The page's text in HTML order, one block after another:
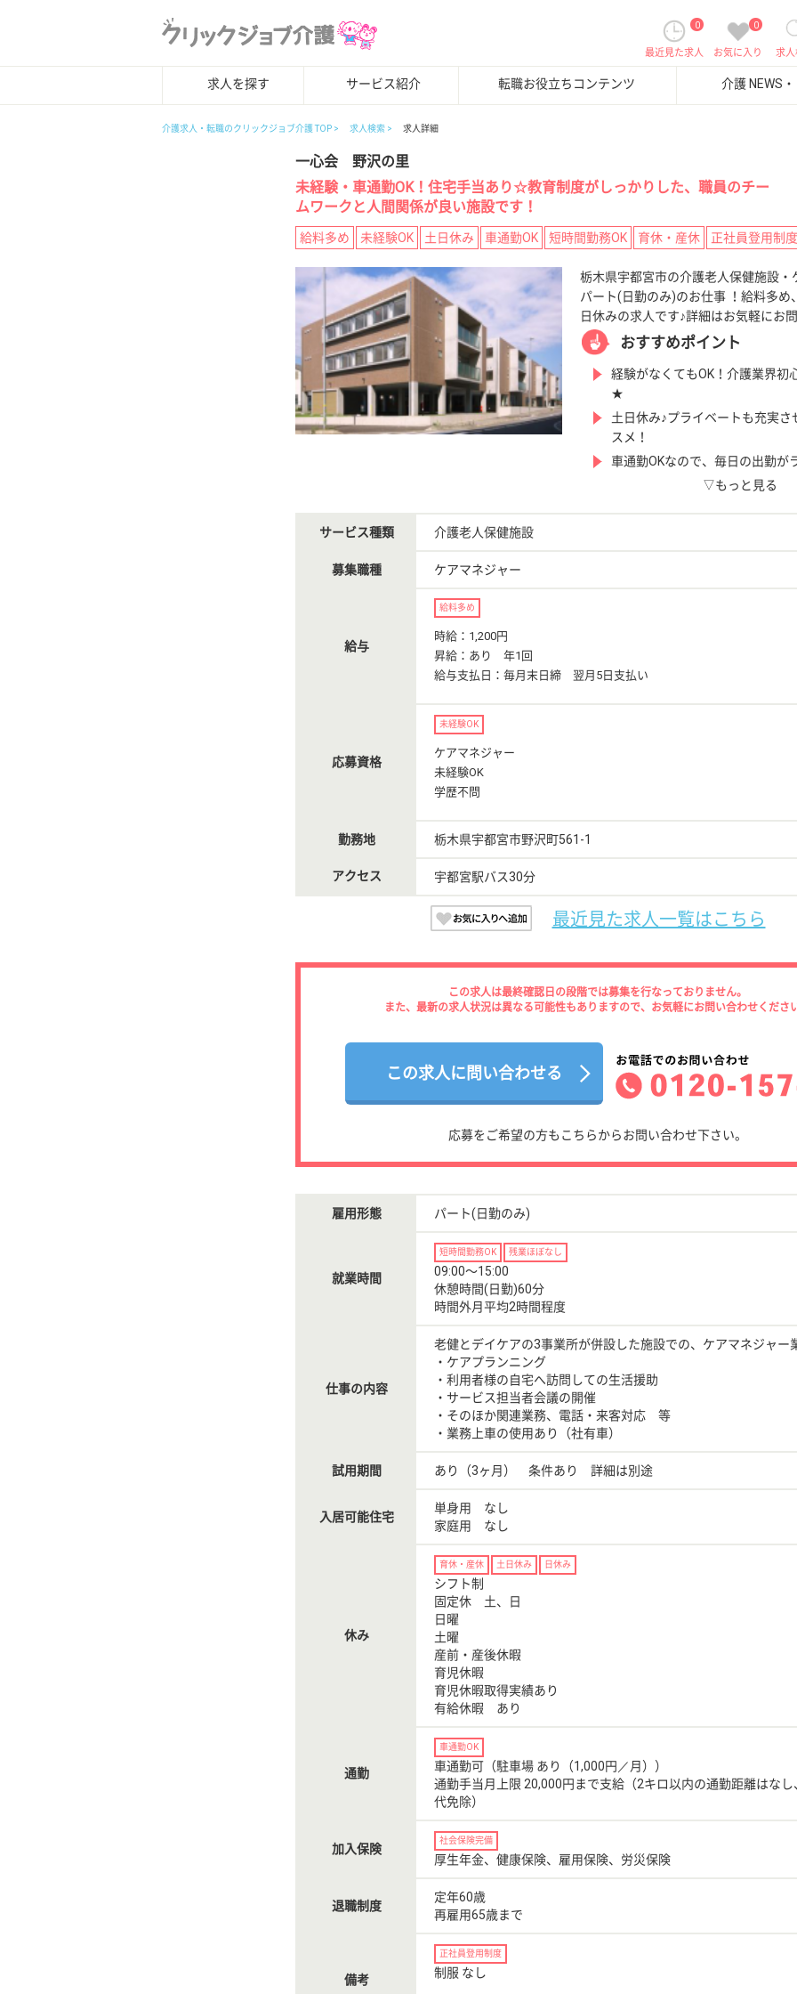
求
0
お気に入り
0
最近見た求人
求人を探す サービス紹介 転職お役立ちコンテンツ 介護 NEWS
介護求人・転職のクリックジョブ介護 TOP 求人検索 求人詳細
一心会 野沢の里
未経験・車通勤OK！住宅手当あり☆教育制度がしっかりした、職員のチー
ムワークと人間関係が良い施設です！
給料多め 未経験OK 土日休み 車通勤OK 短時間勤務OK 育休・産休 正社員登用制度
栃木県宇都宮市の介護老人保健施設・
パート(日勤のみ)のお仕事 ！給料多め
日休みの求人です♪詳細はお気軽にお
おすすめポイント
経験がなくてもOK！介護業界初
★
土日休み♪プライベートも充実さ
スメ！
車通勤OKなので、毎日の出勤が
▽もっと見る
サービス種類 介護老人保健施設
募集職種 ケアマネジャー
給与
給料多め
時給：1,200円
昇給：あり 年1回
給与支払日：毎月末日締 翌月5日支払い
応募資格
未経験OK
ケアマネジャー
未経験OK
学歴不問
勤務地 栃木県宇都宮市野沢町561-1
アクセス 宇都宮駅バス30分
最近見た求人一覧はこちら
この求人は最終確認日の段階では募集を行なっておりません。
また、最新の求人状況は異なる可能性もありますので、お気軽にお問い合わせくださ
この求人に問い合わせる
応募をご希望の方もこちらからお問い合わせ下さい。
雇用形態 パート(日勤のみ)
就業時間
短時間勤務OK 残業ほぼなし
09:00〜15:00
休憩時間(日勤)60分
時間外月平均2時間程度
仕事の内容
老健とデイケアの3事業所が併設した施設での、ケアマネジャー
・ケアプランニング
・利用者様の自宅へ訪問しての生活援助
・サービス担当者会議の開催
・そのほか関連業務、電話・来客対応 等
・業務上車の使用あり（社有車）
試用期間 あり（3ヶ月） 条件あり 詳細は別途
入居可能住宅
単身用 なし
家庭用 なし
休み
育休・産休 土日休み 日休み
シフト制
固定休 土、日
日曜
土曜
産前・産後休暇
育児休暇
育児休暇取得実績あり
有給休暇 あり
通勤
車通勤OK
車通勤可（駐車場 あり（1,000円／月））
通勤手当月上限 20,000円まで支給（2キロ以内の通勤距離はな
代免除）
加入保険
社会保険完備
厚生年金、健康保険、雇用保険、労災保険
退職制度
定年60歳
再雇用65歳まで
備考
正社員登用制度
制服 なし